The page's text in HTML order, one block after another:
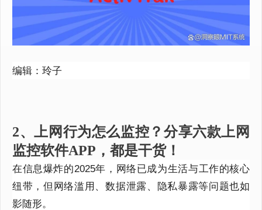
编辑：玲子
2、上网行为怎么监控？分享六款上网
监控软件APP，都是干货！
在信息爆炸的2025年，网络已成为生活与工作的核心
纽带，但网络滥用、数据泄露、隐私暴露等问题也如
影随形。